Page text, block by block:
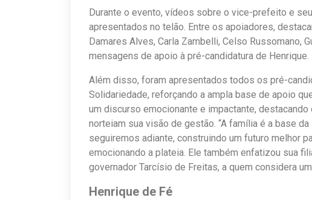
Durante o evento, vídeos sobre o vice-prefeito e
apresentados no telão. Entre os apoiadores,
Damares Alves, Carla Zambelli, Celso Russomano,
mensagens de apoio à pré-candidatura de Henrique.
Além disso, foram apresentados todos os pré-
Solidariedade, reforçando a ampla base de apoio
um discurso emocionante e impactante,
norteiam sua visão de gestão. “A família é a base
seguiremos adiante, construindo um futuro melhor
emocionando a plateia. Ele também enfatizou sua
governador Tarcísio de Freitas, a quem considera
Henrique de Fé